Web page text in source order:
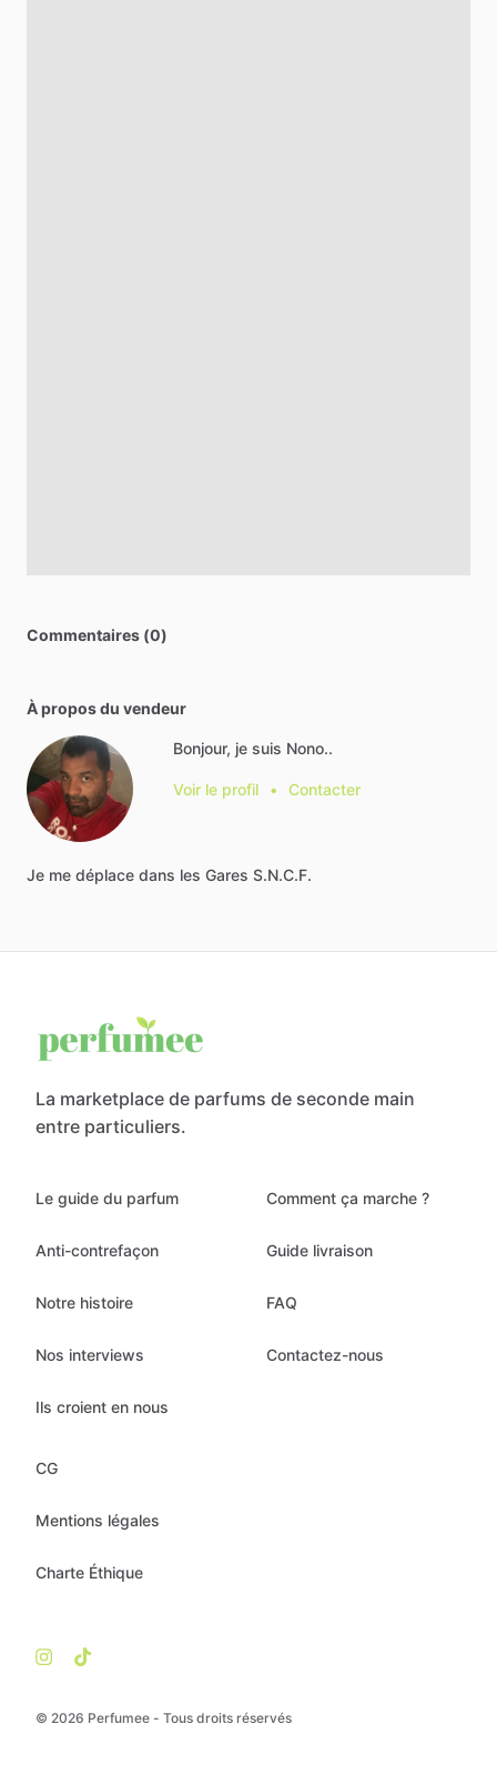
Commentaires (0)
À propos du vendeur
Bonjour, je suis Nono..
Voir le profil • Contacter
Je me déplace dans les Gares S.N.C.F.
La marketplace de parfums de seconde main
entre particuliers.
© 2026 Perfumee - Tous droits réservés
Le guide du parfum
Anti-contrefaçon
Notre histoire
Nos interviews
Ils croient en nous
Comment ça marche ?
Guide livraison
FAQ
Contactez-nous
CG
Mentions légales
Charte Éthique